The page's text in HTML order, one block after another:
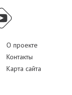
О проекте
Контакты
Карта сайта